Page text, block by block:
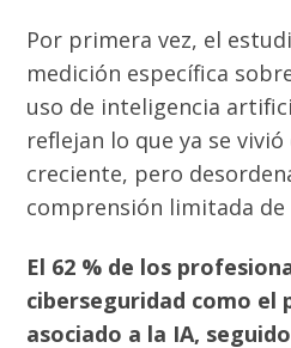
Por primera vez, el
medición específica
uso de inteligencia
reflejan lo que ya se
creciente, pero
comprensión limitada de
El 62 % de los
ciberseguridad como el
asociado a la IA,